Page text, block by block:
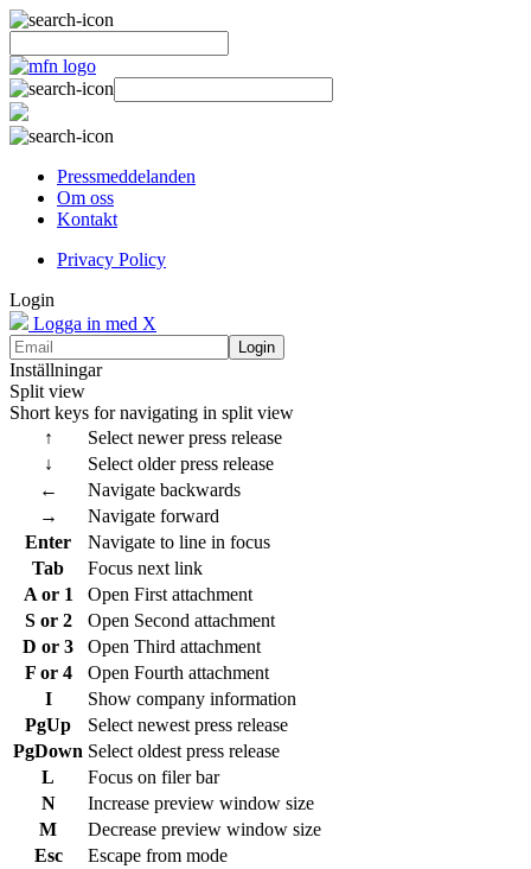
Pressmeddelanden
Om oss
Kontakt
Privacy Policy
Login
Logga in med X
Login
Inställningar
Split view
Short keys for navigating in split view
↑
Select newer press release
↓
Select older press release
←
Navigate backwards
→
Navigate forward
Enter
Navigate to line in focus
Tab
Focus next link
A or 1
Open First attachment
S or 2
Open Second attachment
D or 3
Open Third attachment
F or 4
Open Fourth attachment
I
Show company information
PgUp
Select newest press release
PgDown Select oldest press release
L
Focus on filer bar
N
Increase preview window size
M
Decrease preview window size
Esc
Escape from mode